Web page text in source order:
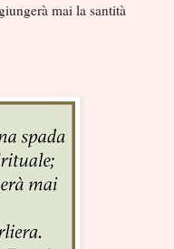
mai la santità